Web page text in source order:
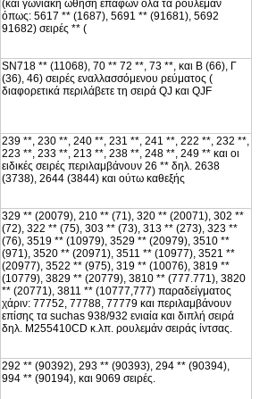
(και γωνιακή ώθηση επαφών όλα τα ρουλεμάν
όπως: 5617 ** (1687), 5691 ** (91681), 5692
91682) σειρές ** (
SN718 ** (11068), 70 ** 72 **, 73 **, και Β (66), Γ
(36), 46) σειρές εναλλασσόμενου ρεύματος (
διαφορετικά περιλάβετε τη σειρά QJ και QJF
239 **, 230 **, 240 **, 231 **, 241 **, 222 **, 232 **,
223 **, 233 **, 213 **, 238 **, 248 **, 249 ** και οι
ειδικές σειρές περιλαμβάνουν 26 ** δηλ. 2638
(3738), 2644 (3844) και ούτω καθεξής
329 ** (20079), 210 ** (71), 320 ** (20071), 302 **
(72), 322 ** (75), 303 ** (73), 313 ** (273), 323 **
(76), 3519 ** (10979), 3529 ** (20979), 3510 **
(971), 3520 ** (20971), 3511 ** (10977), 3521 **
(20977), 3522 ** (975), 319 ** (10076), 3819 **
(10779), 3829 ** (20779), 3810 ** (777.771), 3820
** (20771), 3811 ** (10777,777) παραδείγματος
χάριν: 77752, 77788, 77779 και περιλαμβάνουν
επίσης τα suchas 938/932 ενιαία και διπλή σειρά
δηλ. M255410CD κ.λπ. ρουλεμάν σειράς ίντσας.
292 ** (90392), 293 ** (90393), 294 ** (90394),
994 ** (90194), και 9069 σειρές.